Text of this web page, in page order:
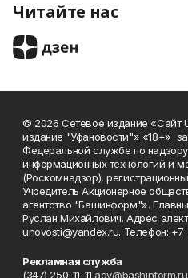
Читайте нас
© 2026 Сетевое издание «Сайт
издание "Уфановости"» «18+»
Федеральной службе по
информационных технологий и
(Роскомнадзор),
Учредитель Акционерное
агентство "Башинформ"».
Руслан Михайлович. Адрес
unovosti@yandex.ru. Телефон:
Рекламная служба
(347) 250-11-11 adv@bashinform.ru